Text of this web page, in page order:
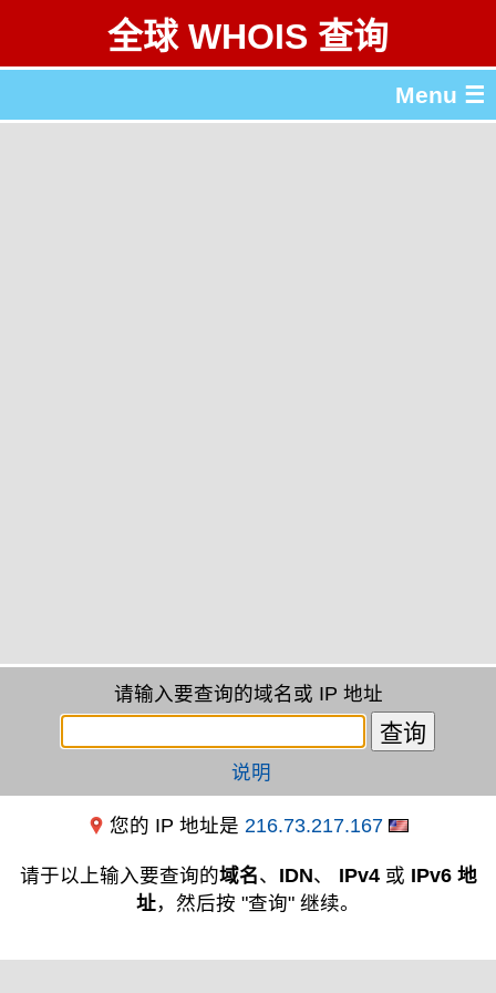
全球 WHOIS 查询
Menu ☰
请输入要查询的域名或 IP 地址
说明
您的 IP 地址是 216.73.217.167
请于以上输入要查询的域名、 IDN、 IPv4或 IPv6 地
址，然后按 "查询" 继续。